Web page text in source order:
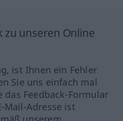
zu unseren Online
ist Ihnen ein Fehler
Sie uns einfach mal
das Feedback-Formular
Mail-Adresse ist